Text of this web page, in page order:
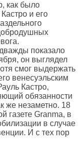
как было
и его
показало
он выглядел
смог выдержать
венесуэльским
Кастро,
обязанности
же незаметно. 18
газете Granma, в
в случае
И с тех пор